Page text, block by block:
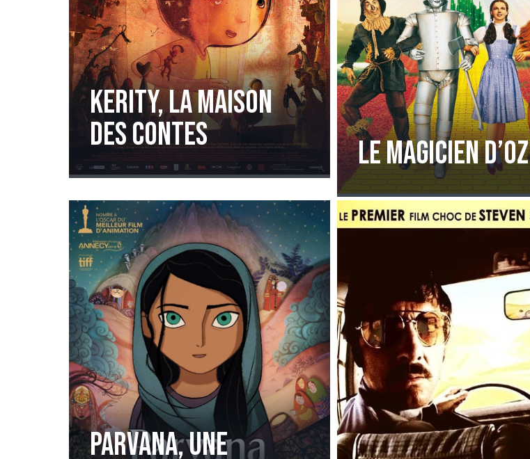
KERITY, LA MAISON
DES CONTES
LE MAGICIEN D’OZ
Parvana, une